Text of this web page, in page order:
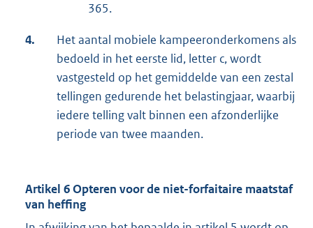
365.
4.
Het aantal mobiele kampeeronderkomens als
bedoeld in het eerste lid, letter c, wordt
vastgesteld op het gemiddelde van een zestal
tellingen gedurende het belastingjaar, waarbij
iedere telling valt binnen een afzonderlijke
periode van twee maanden.
Artikel 6 Opteren voor de niet-forfaitaire maatstaf
van heffing